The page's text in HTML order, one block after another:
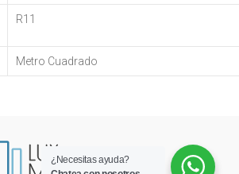
R11
Metro Cuadrado
¿Necesitas ayuda?